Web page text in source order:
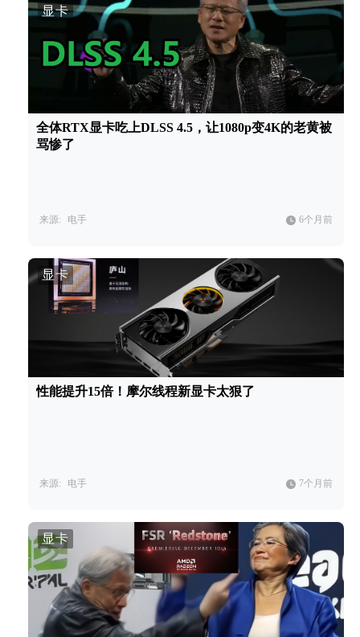
显卡
全体RTX显卡吃上DLSS 4.5，让1080p变4K的老黄被
骂惨了
来源: 电手 6个月前
显卡
性能提升15倍！摩尔线程新显卡太狠了
来源: 电手 7个月前
显卡